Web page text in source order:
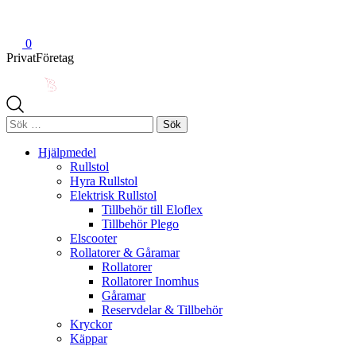
0
PrivatFöretag
Sök
efter:
Hjälpmedel
Rullstol
Hyra Rullstol
Elektrisk Rullstol
Tillbehör till Eloflex
Tillbehör Plego
Elscooter
Rollatorer & Gåramar
Rollatorer
Rollatorer Inomhus
Gåramar
Reservdelar & Tillbehör
Kryckor
Käppar